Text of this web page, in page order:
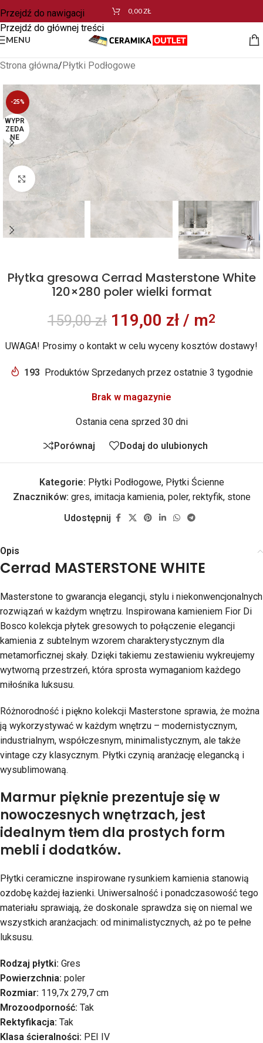
Przejdź do nawigacji
Przejdź do głównej treści
0,00ZŁ
MENU
Strona główna/Płytki Podłogowe
-25%
WYPR
ZEDA
NE
Kliknij aby powiększyć
Płytka gresowa Cerrad Masterstone White
120×280 poler wielki format
159,00zł 119,00 zł / m2
UWAGA! Prosimy o kontakt w celu wyceny kosztów dostawy!
193 Produktów Sprzedanych przez ostatnie 3 tygodnie
Brak w magazynie
Ostania cena sprzed 30 dni
Porównaj Dodaj do ulubionych
Kategorie: Płytki Podłogowe, Płytki Ścienne
Znaczników: gres, imitacja kamienia, poler, rektyfik, stone
Udostępnij
Opis
Cerrad MASTERSTONE WHITE
Masterstone to gwarancja elegancji, stylu i niekonwencjonalnych
rozwiązań w każdym wnętrzu. Inspirowana kamieniem Fior Di
Bosco kolekcja płytek gresowych to połączenie elegancji
kamienia z subtelnym wzorem charakterystycznym dla
metamorficznej skały. Dzięki takiemu zestawieniu wykreujemy
wytworną przestrzeń, która sprosta wymaganiom każdego
miłośnika luksusu.
Różnorodność i piękno kolekcji Masterstone sprawia, że można
ją wykorzystywać w każdym wnętrzu – modernistycznym,
industrialnym, współczesnym, minimalistycznym, ale także
vintage czy klasycznym. Płytki czynią aranżację elegancką i
wysublimowaną.
Marmur pięknie prezentuje się w
nowoczesnych wnętrzach, jest
idealnym tłem dla prostych form
mebli i dodatków.
Płytki ceramiczne inspirowane rysunkiem kamienia stanowią
ozdobę każdej łazienki. Uniwersalność i ponadczasowość tego
materiału sprawiają, że doskonale sprawdza się on niemal we
wszystkich aranżacjach: od minimalistycznych, aż po te pełne
luksusu.
Rodzaj płytki: Gres
Powierzchnia: poler
Rozmiar: 119,7x 279,7 cm
Mrozoodporność: Tak
Rektyfikacja: Tak
Klasa ścieralności: PEI IV